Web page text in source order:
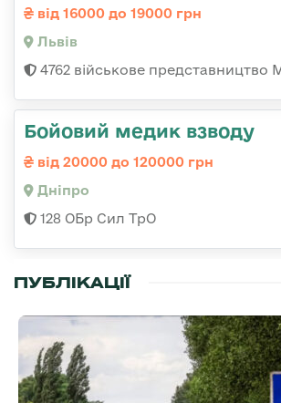
від 16000 до 19000 грн
Львів
4762 військове представництво
Бойовий медик взводу
від 20000 до 120000 грн
Дніпро
128 ОБр Сил ТрО
ПУБЛІКАЦІЇ